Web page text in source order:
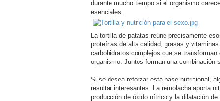
durante mucho tiempo si el organismo
esenciales.
La tortilla de patatas reúne precisamente
proteínas de alta calidad, grasas y
carbohidratos complejos que se transforman
organismo. Juntos forman una combinación
Si se desea reforzar esta base nutricional,
resultar interesantes. La remolacha aporta
producción de óxido nítrico y la dilatación